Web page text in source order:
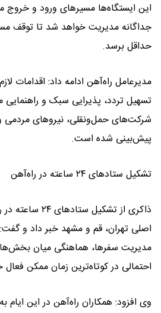
این ایستگاه‌ها مسیرهای ورود و خروج
جداگانه مدیریت خواهد شد تا توقف
حداقل برسد.
مدیرعامل راه‌آهن ادامه داد: اقدامات
تسهیل تردد، پذیرایی سبک و راهنمایی
شرکت‌های حمل‌ونقلی، نیروهای
پیش‌بینی شده است.
تشکیل ستادهای ۲۴ ساعته در راه‌آهن
ذاکری از تشکیل
اصلی تهران، قم و مشهد خبر داد و
مدیریت سفرها، هماهنگی میان
احتمالی در کوتاه‌ترین زمان ممکن فعال
وی افزود: همکاران راه‌آهن در این